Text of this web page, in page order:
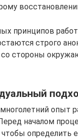
принципов
строго
стороны
опыт
началом
определить